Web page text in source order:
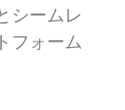
シームレ
フォーム